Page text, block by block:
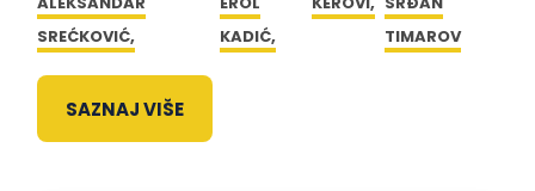
SREĆKOVIĆ,
KADIĆ,
TIMAROV
SAZNAJ VIŠE